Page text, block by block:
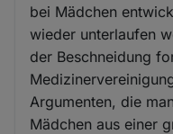
bei Mädchen
wieder unterlaufen
der Beschneidung
Argumenten, die
Mädchen aus einer